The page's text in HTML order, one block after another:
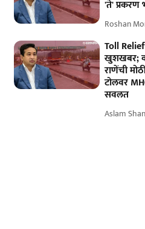
'ते' प्रकरण
Roshan
Toll
खुशखबर;
राणेंची
टोलवर
सवलत
Aslam